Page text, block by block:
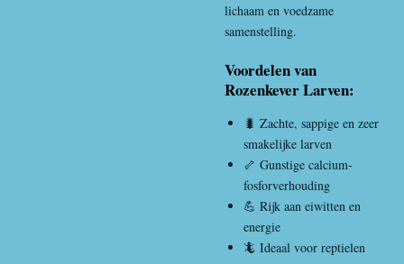
lichaam en voedzame
samenstelling.
Voordelen van
Rozenkever Larven:
🐛 Zachte, sappige en zeer
smakelijke larven
🦴 Gunstige calcium-
fosforverhouding
💪 Rijk aan eiwitten en
energie
🦎 Ideaal voor reptielen